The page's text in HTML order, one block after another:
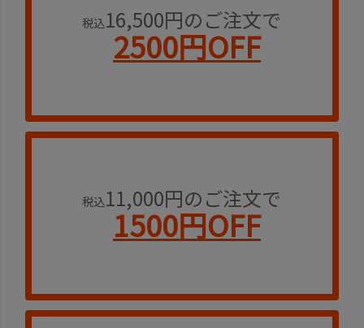
税込16,500円のご注文で
2500円OFF
税込11,000円のご注文で
1500円OFF